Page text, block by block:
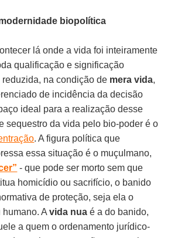
biopolítica
lá onde a vida foi inteiramente
qualificação e significação
na condição de mera vida,
de incidência da decisão
ideal para a realização desse
sequestro da vida pelo bio-poder é o
. A figura política que
essa situação é o muçulmano,
- que pode ser morto sem que
homicídio ou sacrifício, o banido
de proteção, seja ela o
humano. Avida nua é a do banido,
a quem o ordenamento jurídico-